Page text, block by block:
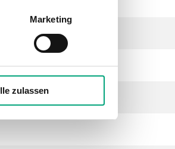
Marketing
zulassen
Gase